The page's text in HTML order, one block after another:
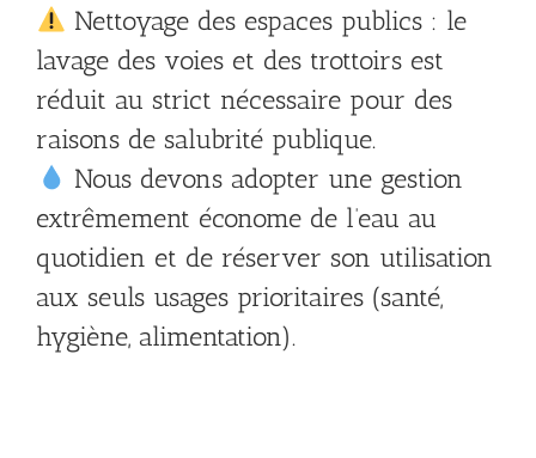
Nettoyage des espaces publics : le
lavage des voies et des trottoirs est
réduit au strict nécessaire pour des
raisons de salubrité publique.
Nous devons adopter une gestion
extrêmement économe de l’eau au
quotidien et de réserver son utilisation
aux seuls usages prioritaires (santé,
hygiène, alimentation).